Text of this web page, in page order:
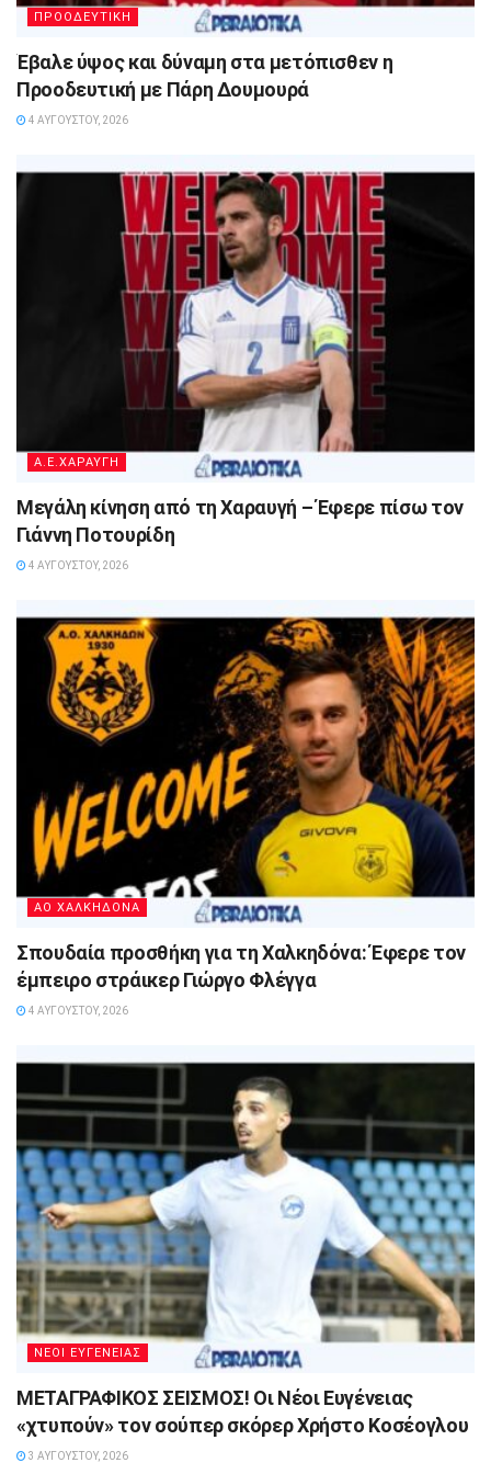
ΠΡΟΟΔΕΥΤΙΚΗ
Έβαλε ύψος και δύναμη στα μετόπισθεν η
Προοδευτική με Πάρη Δουμουρά
4 ΑΥΓΟΎΣΤΟΥ, 2026
A.E.ΧΑΡΑΥΓΗ
Μεγάλη κίνηση από τη Χαραυγή – Έφερε πίσω τον
Γιάννη Ποτουρίδη
4 ΑΥΓΟΎΣΤΟΥ, 2026
ΑΟ ΧΑΛΚΗΔΟΝΑ
Σπουδαία προσθήκη για τη Χαλκηδόνα: Έφερε τον
έμπειρο στράικερ Γιώργο Φλέγγα
4 ΑΥΓΟΎΣΤΟΥ, 2026
ΝΕΟΙ ΕΥΓΕΝΕΙΑΣ
ΜΕΤΑΓΡΑΦΙΚΟΣ ΣΕΙΣΜΟΣ! Οι Νέοι Ευγένειας
«χτυπούν» τον σούπερ σκόρερ Χρήστο Κοσέογλου
3 ΑΥΓΟΎΣΤΟΥ, 2026